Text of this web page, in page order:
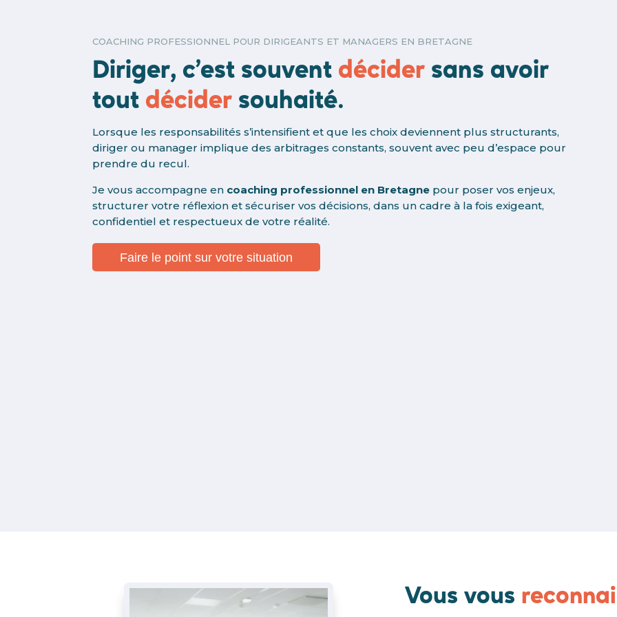
COACHING PROFESSIONNEL POUR DIRIGEANTS ET MANAGERS EN BRETAGNE
Diriger, c’est souvent décider sans avoir
tout décider souhaité.
Lorsque les responsabilités s’intensifient et que les choix deviennent plus structurants,
diriger ou manager implique des arbitrages constants, souvent avec peu d’espace pour
prendre du recul.
Je vous accompagne en coaching professionnel en Bretagne pour poser vos enjeux,
structurer votre réflexion et sécuriser vos décisions, dans un cadre à la fois exigeant,
confidentiel et respectueux de votre réalité.
Faire le point sur votre situation
Vous vous